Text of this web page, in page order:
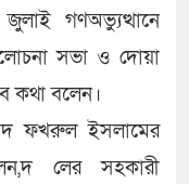
গণঅভ্যুত্থানে
সভা ও দোয়া
কথা বলেন।
ফখরুল ইসলামের
লের সহকারী